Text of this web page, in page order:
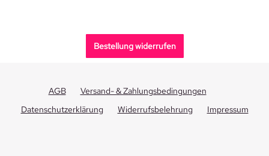
Bestellung widerrufen
AGB
Versand- & Zahlungsbedingungen
Datenschutzerklärung
Widerrufsbelehrung Impressum